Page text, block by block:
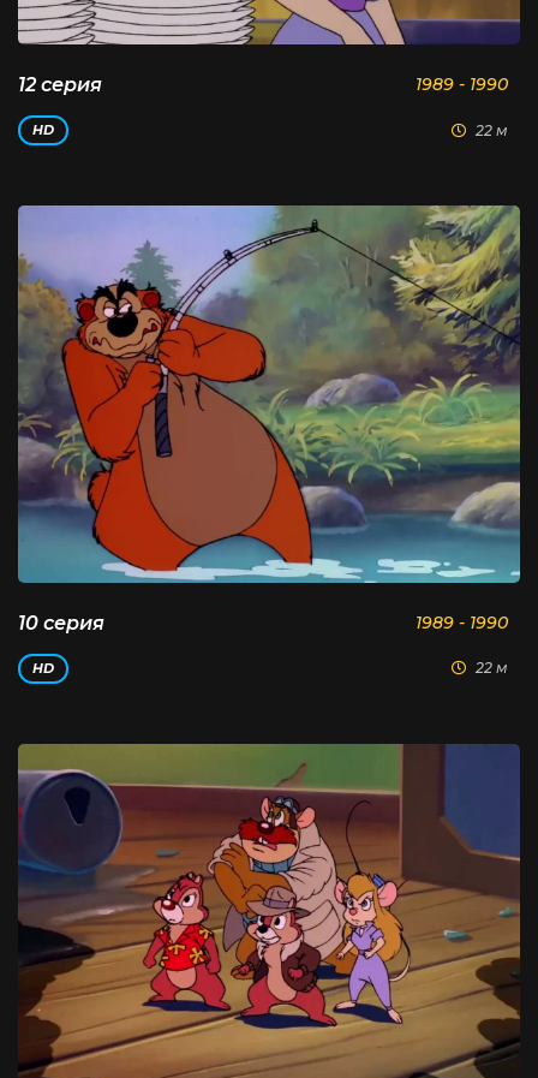
12 серия 1989 - 1990
HD 22 м
10 серия 1989 - 1990
HD 22 м